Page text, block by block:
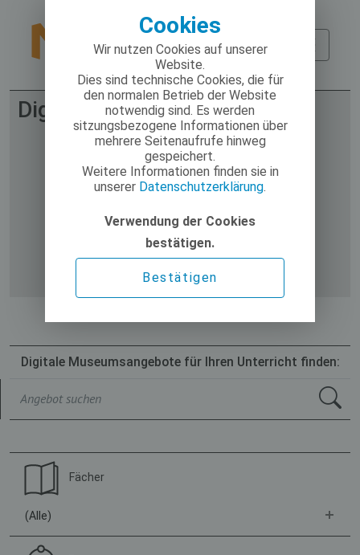
Cookies
Wir nutzen Cookies auf unserer
Website.
Dies sind technische Cookies, die für
den normalen Betrieb der Website
notwendig sind. Es werden
sitzungsbezogene Informationen über
mehrere Seitenaufrufe hinweg
gespeichert.
Weitere Informationen finden sie in
unserer Datenschutzerklärung.
Verwendung der Cookies
bestätigen.
Bestätigen
Digitale Museumsangebote
Digitale Museumsangebote für Ihren Unterricht finden:
Fächer
(Alle)